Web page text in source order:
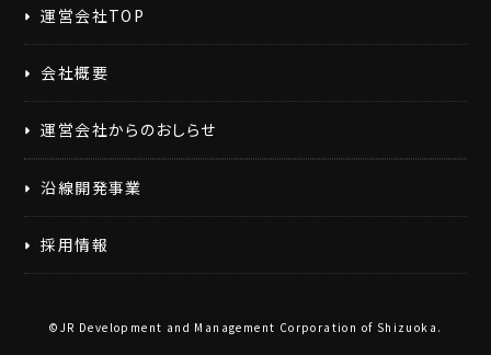
運営会社TOP
会社概要
運営会社からのおしらせ
沿線開発事業
採用情報
©JR Development and Management Corporation of Shizuoka.